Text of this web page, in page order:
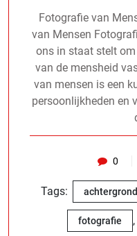
Fotografie van
van Mensen
ons in staat stelt
van de mensheid
van mensen is een
persoonlijkheden en
0
Tags: achtergrond
fotografie ,